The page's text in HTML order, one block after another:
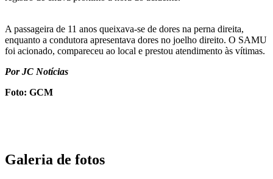
A passageira de 11 anos queixava-se de dores na perna direita,
enquanto a condutora apresentava dores no joelho direito. O SAMU
foi acionado, compareceu ao local e prestou atendimento às vítimas.
Por JC Notícias
Foto: GCM
Galeria de fotos